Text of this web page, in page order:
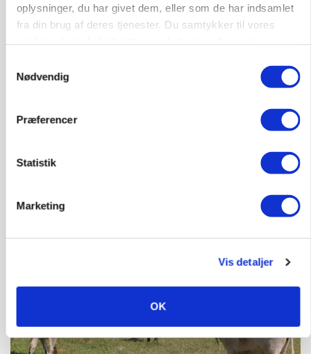
oplysninger, du har givet dem, eller som de har indsamlet
fra din brug af deres tjenester. Du samtykker til vores
Nødvendig
Præferencer
Statistik
Marketing
Vis detaljer
OK
POLITIK
kan den ændre din bedrift fra 2027